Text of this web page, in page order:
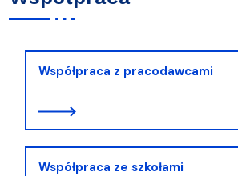
Współpraca z pracodawcami
Współpraca ze szkołami